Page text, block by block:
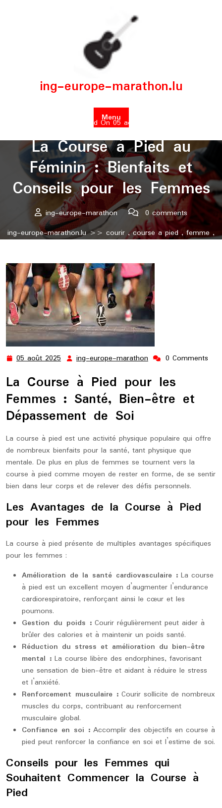
ing-europe-marathon.lu
Menu
Posted On 05 août 2025
La Course à Pied au
Féminin : Bienfaits et
Conseils pour les Femmes
ing-europe-marathon
0 comments
ing-europe-marathon.lu>> courir,course a pied,femme ,
05 août 2025 05
2025
ing-europe-marathon ing-
marathon
0 Comments
La Course à Pied pour les
Femmes : Santé, Bien-être et
Dépassement de Soi
La course à pied est une activité physique populaire qui offre
de nombreux bienfaits pour la santé, tant physique que
mentale. De plus en plus de femmes se tournent vers la
course à pied comme moyen de rester en forme, de se sentir
bien dans leur corps et de relever des défis personnels.
Les Avantages de la Course à Pied
pour les Femmes
La course à pied présente de multiples avantages spécifiques
pour les femmes :
Amélioration de la santé cardiovasculaire : La course
à pied est un excellent moyen d’augmenter l’endurance
cardiorespiratoire, renforçant ainsi le cœur et les
poumons.
Gestion du poids : Courir régulièrement peut aider à
brûler des calories et à maintenir un poids santé.
Réduction du stress et amélioration du bien-être
mental : La course libère des endorphines, favorisant
une sensation de bien-être et aidant à réduire le stress
et l’anxiété.
Renforcement musculaire : Courir sollicite de nombreux
muscles du corps, contribuant au renforcement
musculaire global.
Confiance en soi : Accomplir des objectifs en course à
pied peut renforcer la confiance en soi et l’estime de soi.
Conseils pour les Femmes qui
Souhaitent Commencer la Course à
Pied